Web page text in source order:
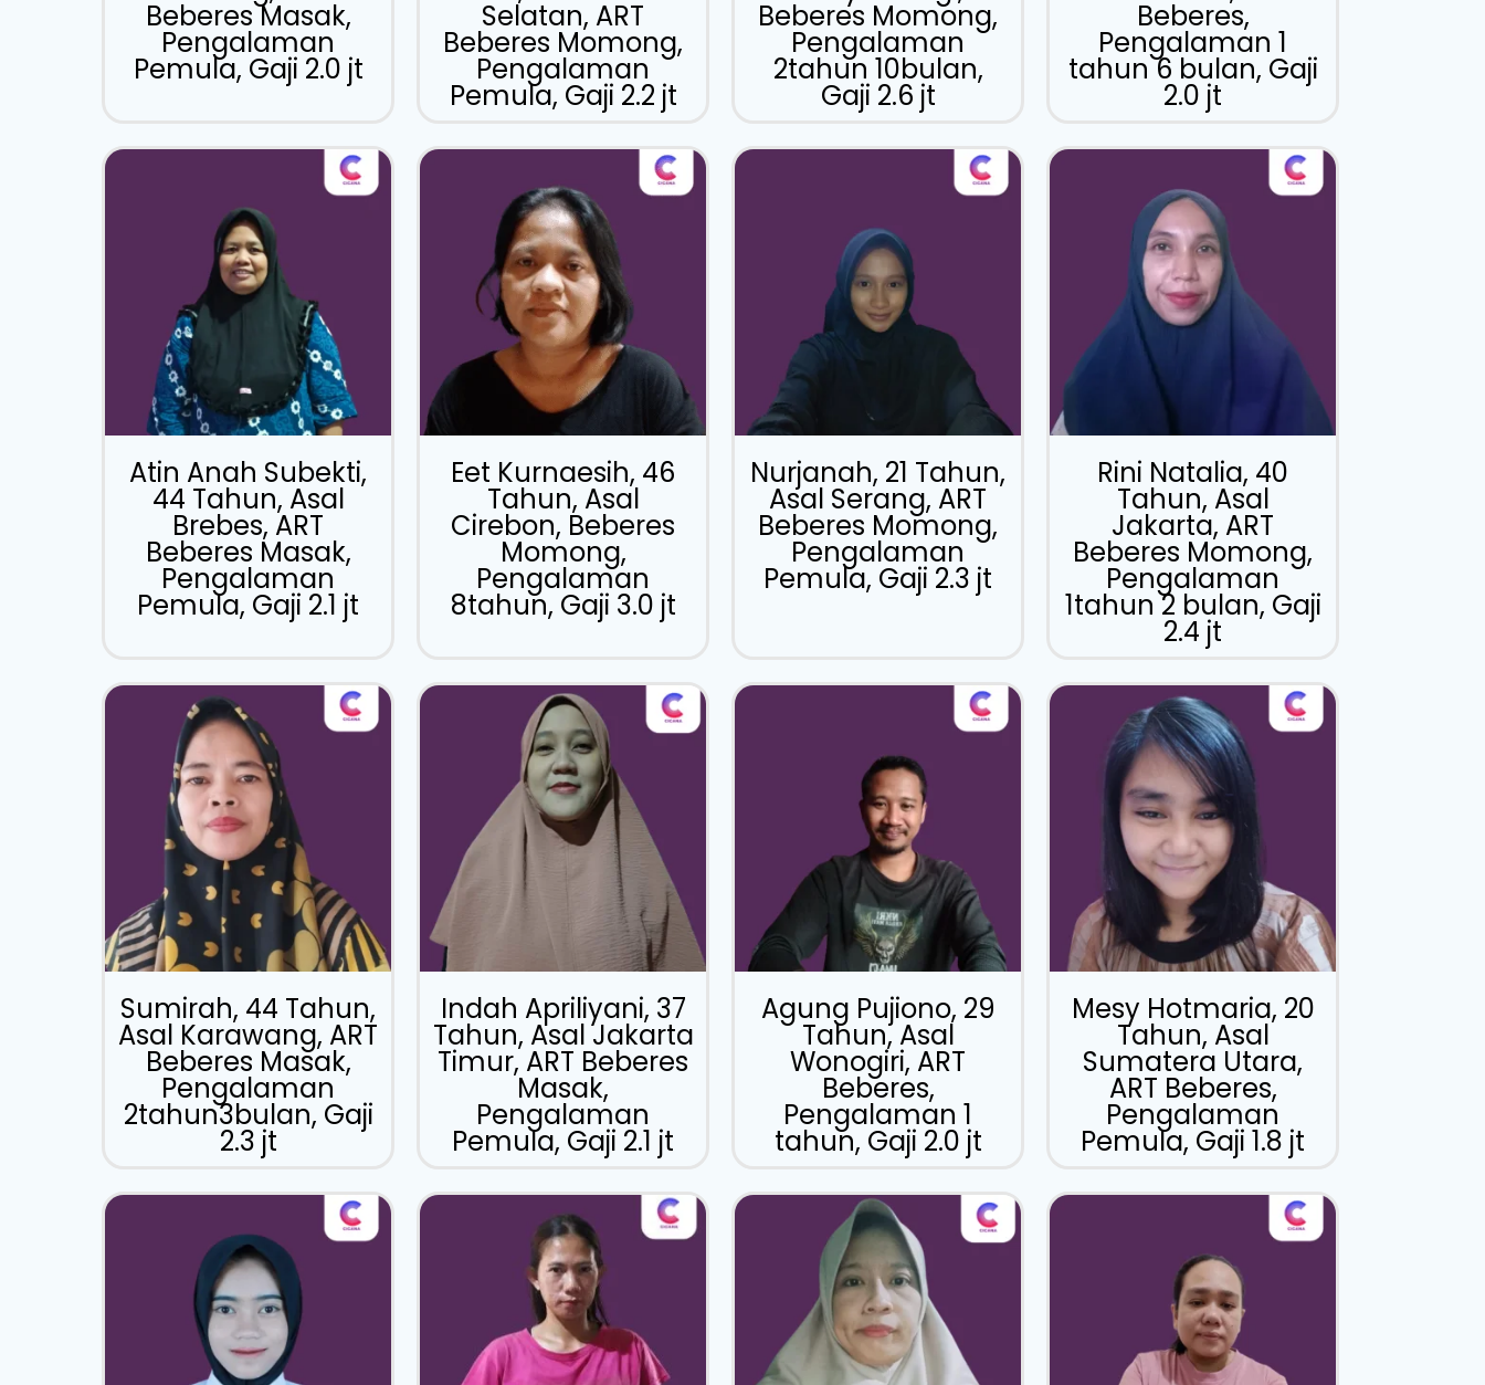
Beberes Masak,
Pengalaman
Pemula, Gaji 2.0 jt
Selatan, ART
Beberes Momong,
Pengalaman
Pemula, Gaji 2.2 jt
Beberes Momong,
Pengalaman
2tahun 10bulan,
Gaji 2.6 jt
Beberes,
Pengalaman 1
tahun 6 bulan, Gaji
2.0 jt
Atin Anah Subekti,
44 Tahun, Asal
Brebes, ART
Beberes Masak,
Pengalaman
Pemula, Gaji 2.1 jt
Eet Kurnaesih, 46
Tahun, Asal
Cirebon, Beberes
Momong,
Pengalaman
8tahun, Gaji 3.0 jt
Nurjanah, 21 Tahun,
Asal Serang, ART
Beberes Momong,
Pengalaman
Pemula, Gaji 2.3 jt
Rini Natalia, 40
Tahun, Asal
Jakarta, ART
Beberes Momong,
Pengalaman
1tahun 2 bulan, Gaji
2.4 jt
Sumirah, 44 Tahun,
Asal Karawang, ART
Beberes Masak,
Pengalaman
2tahun3bulan, Gaji
2.3 jt
Indah Apriliyani, 37
Tahun, Asal Jakarta
Timur, ART Beberes
Masak,
Pengalaman
Pemula, Gaji 2.1 jt
Agung Pujiono, 29
Tahun, Asal
Wonogiri, ART
Beberes,
Pengalaman 1
tahun, Gaji 2.0 jt
Mesy Hotmaria, 20
Tahun, Asal
Sumatera Utara,
ART Beberes,
Pengalaman
Pemula, Gaji 1.8 jt